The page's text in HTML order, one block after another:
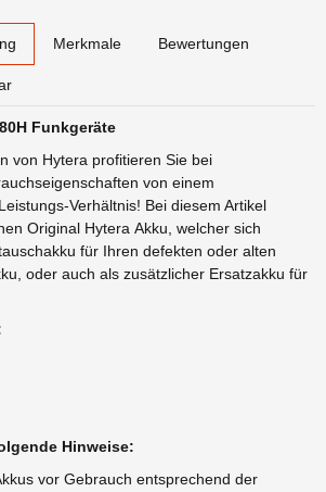
Merkmale Bewertungen
Funkgeräte
von Hytera profitieren Sie bei
von einem
Verhältnis! Bei diesem Artikel
Original Hytera Akku, welcher sich
für Ihren defekten oder alten
oder auch als zusätzlicher Ersatzakku für
Hinweise:
vor Gebrauch entsprechend der